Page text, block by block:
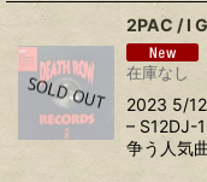
2PAC ‎/ I
在庫なし
2023 5/
‎– S12DJ-
争う人気